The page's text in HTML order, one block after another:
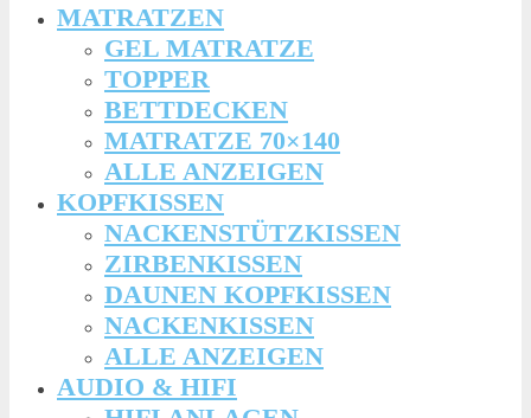
MATRATZEN
GEL MATRATZE
TOPPER
BETTDECKEN
MATRATZE 70×140
ALLE ANZEIGEN
KOPFKISSEN
NACKENSTÜTZKISSEN
ZIRBENKISSEN
DAUNEN KOPFKISSEN
NACKENKISSEN
ALLE ANZEIGEN
AUDIO & HIFI